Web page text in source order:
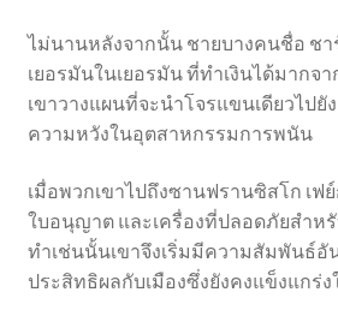
ไม่นานหลังจากนั้น ชายบางคนชื่อ ชา
เยอรมันในเยอรมัน ที่ทําเงินได้มากจา
เขาวางแผนที่จะนําโจรแขนเดียวไปยั
ความหวังในอุตสาหกรรมการพนัน
เมื่อพวกเขาไปถึงซานฟรานซิสโก เฟ
ใบอนุญาต และเครื่องที่ปลอดภัยสําห
ทําเช่นนั้นเขาจึงเริ่มมีความสัมพันธ์อั
ประสิทธิผลกับเมืองซึ่งยังคงแข็งแกร่